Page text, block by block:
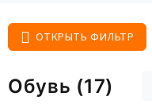
ОТКРЫТЬ ФИЛЬТР
Обувь (17)